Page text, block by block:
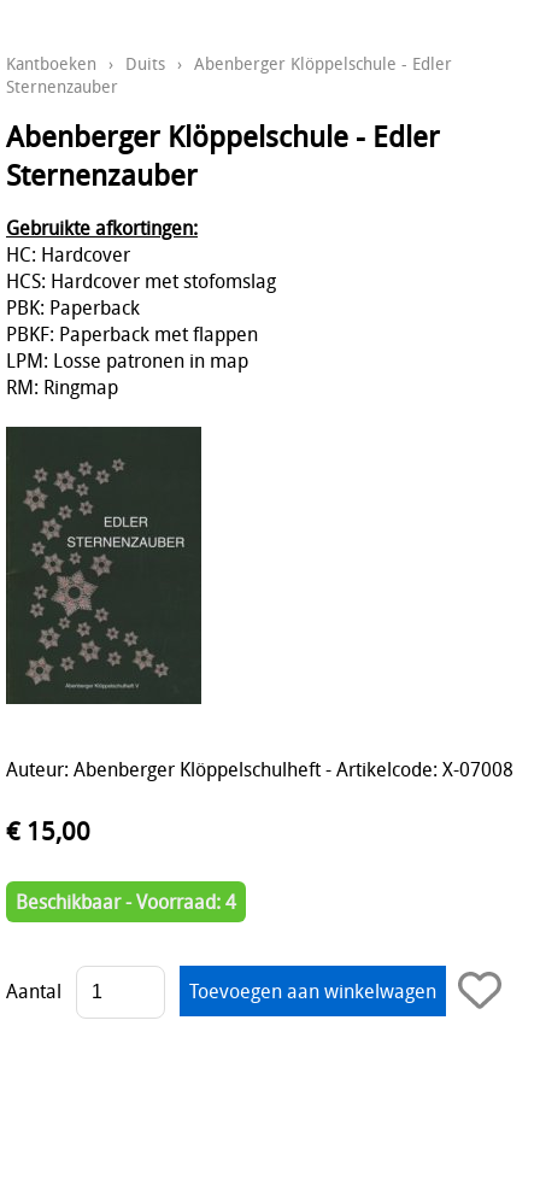
Kantboeken › Duits › Abenberger Klöppelschule - Edler
Sternenzauber
Abenberger Klöppelschule - Edler
Sternenzauber
Gebruikte afkortingen:
HC: Hardcover
HCS: Hardcover met stofomslag
PBK: Paperback
PBKF: Paperback met flappen
LPM: Losse patronen in map
RM: Ringmap
Auteur: Abenberger Klöppelschulheft - Artikelcode: X-07008
€ 15,00
Beschikbaar - Voorraad: 4
Aantal